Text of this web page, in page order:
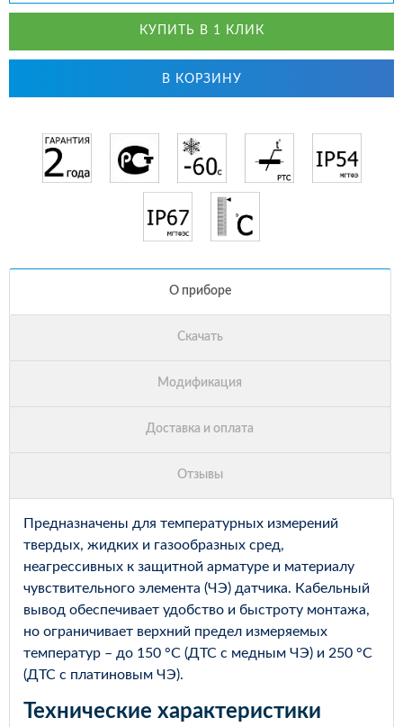
КУПИТЬ В 1 КЛИК
В КОРЗИНУ
Предназначены для температурных измерений
твердых, жидких и газообразных сред,
неагрессивных к защитной арматуре и материалу
чувствительного элемента (ЧЭ) датчика. Кабельный
вывод обеспечивает удобство и быстроту монтажа,
но ограничивает верхний предел измеряемых
температур – до 150 °С (ДТС с медным ЧЭ) и 250 °С
(ДТС с платиновым ЧЭ).
Технические характеристики